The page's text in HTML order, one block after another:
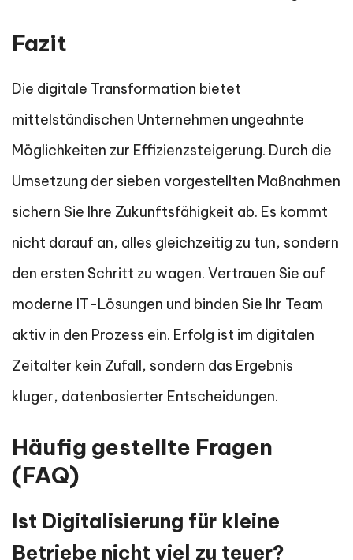
Fazit
Die digitale Transformation bietet
mittelständischen Unternehmen ungeahnte
Möglichkeiten zur Effizienzsteigerung. Durch die
Umsetzung der sieben vorgestellten Maßnahmen
sichern Sie Ihre Zukunftsfähigkeit ab. Es kommt
nicht darauf an, alles gleichzeitig zu tun, sondern
den ersten Schritt zu wagen. Vertrauen Sie auf
moderne IT-Lösungen und binden Sie Ihr Team
aktiv in den Prozess ein. Erfolg ist im digitalen
Zeitalter kein Zufall, sondern das Ergebnis
kluger, datenbasierter Entscheidungen.
Häufig gestellte Fragen
(FAQ)
Ist Digitalisierung für kleine
Betriebe nicht viel zu teuer?